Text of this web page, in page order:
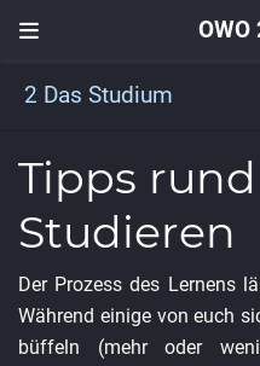
2 Das Studium
Tipps
Studieren
Der Prozess des Lernens
Während einige von euch
büffeln (mehr oder